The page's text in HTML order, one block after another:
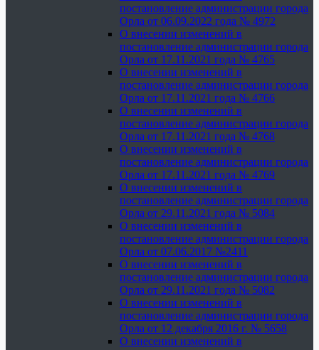
постановление администрации города
Орла от 06.09.2022 года № 4972
О внесении изменений в
постановление администрации города
Орла от 17.11.2021 года № 4765
О внесении изменений в
постановление администрации города
Орла от 17.11.2021 года № 4766
О внесении изменений в
постановление администрации города
Орла от 17.11.2021 года № 4768
О внесении изменений в
постановление администрации города
Орла от 17.11.2021 года № 4769
О внесении изменений в
постановление администрации города
Орла от 29.11.2021 года № 5084
О внесении изменений в
постановление администрации города
Орла от 07.06.2017 №2411
О внесении изменений в
постановление администрации города
Орла от 29.11.2021 года № 5082
О внесении изменений в
постановление администрации города
Орла от 12 декабря 2016 г. № 5658
О внесении изменений в